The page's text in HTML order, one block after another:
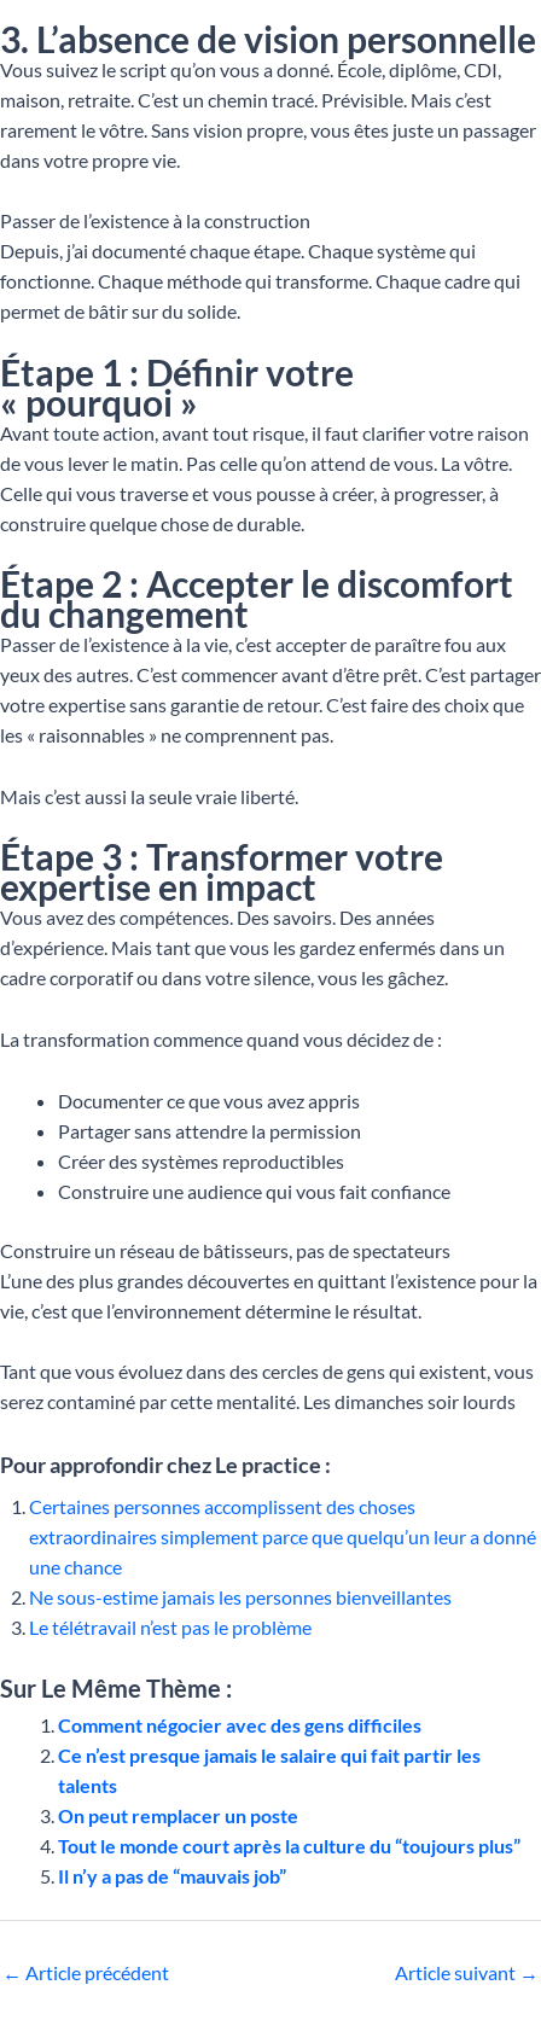
3. L’absence de vision personnelle
Vous suivez le script qu’on vous a donné. École, diplôme, CDI,
maison, retraite. C’est un chemin tracé. Prévisible. Mais c’est
rarement le vôtre. Sans vision propre, vous êtes juste un passager
dans votre propre vie.
Passer de l’existence à la construction
Depuis, j’ai documenté chaque étape. Chaque système qui
fonctionne. Chaque méthode qui transforme. Chaque cadre qui
permet de bâtir sur du solide.
Étape 1 : Définir votre
« pourquoi »
Avant toute action, avant tout risque, il faut clarifier votre raison
de vous lever le matin. Pas celle qu’on attend de vous. La vôtre.
Celle qui vous traverse et vous pousse à créer, à progresser, à
construire quelque chose de durable.
Étape 2 : Accepter le discomfort
du changement
Passer de l’existence à la vie, c’est accepter de paraître fou aux
yeux des autres. C’est commencer avant d’être prêt. C’est partager
votre expertise sans garantie de retour. C’est faire des choix que
les « raisonnables » ne comprennent pas.
Mais c’est aussi la seule vraie liberté.
Étape 3 : Transformer votre
expertise en impact
Vous avez des compétences. Des savoirs. Des années
d’expérience. Mais tant que vous les gardez enfermés dans un
cadre corporatif ou dans votre silence, vous les gâchez.
La transformation commence quand vous décidez de :
Documenter ce que vous avez appris
Partager sans attendre la permission
Créer des systèmes reproductibles
Construire une audience qui vous fait confiance
Construire un réseau de bâtisseurs, pas de spectateurs
L’une des plus grandes découvertes en quittant l’existence pour la
vie, c’est que l’environnement détermine le résultat.
Tant que vous évoluez dans des cercles de gens qui existent, vous
serez contaminé par cette mentalité. Les dimanches soir lourds
Pour approfondir chez Le practice :
Certaines personnes accomplissent des choses
extraordinaires simplement parce que quelqu’un leur a donné
une chance
Ne sous-estime jamais les personnes bienveillantes
Le télétravail n’est pas le problème
Sur Le Même Thème :
Comment négocier avec des gens difficiles
Ce n’est presque jamais le salaire qui fait partir les
talents
On peut remplacer un poste
Tout le monde court après la culture du “toujours plus”
Il n’y a pas de “mauvais job”
← Article précédent Article suivant →